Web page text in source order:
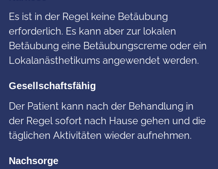
Es ist in der Regel keine Betäubung
erforderlich. Es kann aber zur lokalen
Betäubung eine Betäubungscreme oder ein
Lokalanästhetikums angewendet werden.
Gesellschaftsfähig
Der Patient kann nach der Behandlung in
der Regel sofort nach Hause gehen und die
täglichen Aktivitäten wieder aufnehmen.
Nachsorge